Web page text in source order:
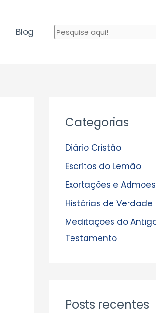
Blog
Categorias
Diário Cristão
Escritos do Lemão
Exortações e
Histórias de Verdade
Meditações do
Testamento
Posts recentes
r
u
i
v
o
s